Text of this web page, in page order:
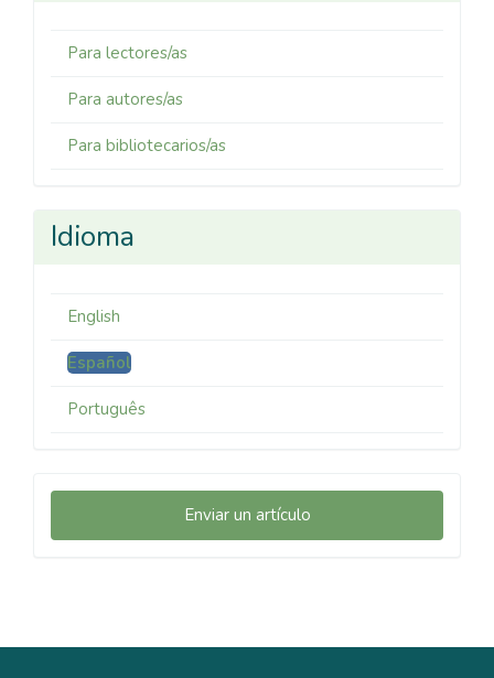
Para lectores/as
Para autores/as
Para bibliotecarios/as
Idioma
English
Español
Português
Enviar
un
Enviar un artículo